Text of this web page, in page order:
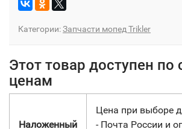
Категории:Запчасти мопед Trikler
Этот товар доступен
ценам
Наложенный
Цена при выборе
- Почта России и